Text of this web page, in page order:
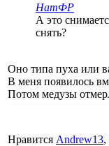
НатФР
А это
снять?
Оно типа пуха или
В меня появилось
Потом медузы
Нравится Andrew13,